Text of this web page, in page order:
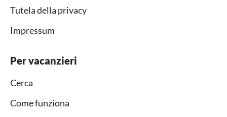
Tutela della privacy
Impressum
Per vacanzieri
Cerca
Come funziona